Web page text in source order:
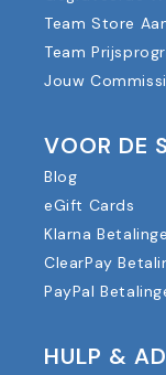
Team Store
Team
Jouw
VOOR DE
Blog
eGift Cards
Klarna
ClearPay
PayPal
HULP &